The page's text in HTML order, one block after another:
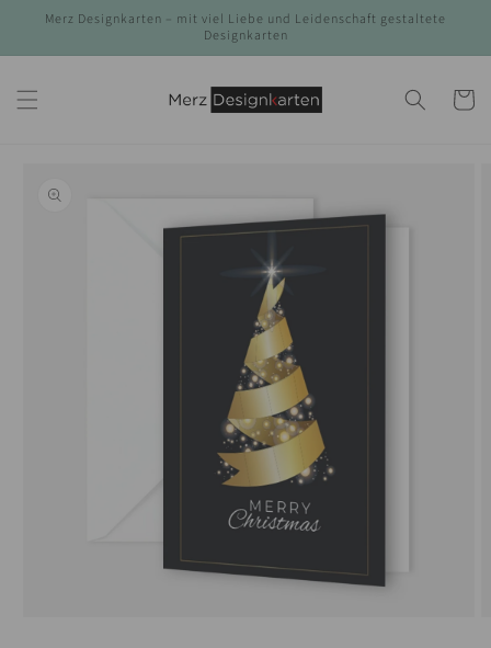
zum
Merz Designkarten – mit viel Liebe und Leidenschaft gestaltete
Designkarten